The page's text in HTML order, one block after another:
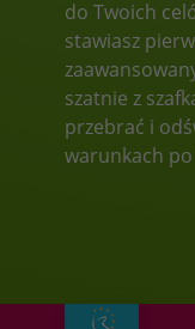
do Twoich
stawiasz
szatnie z
przebrać i
warunkach